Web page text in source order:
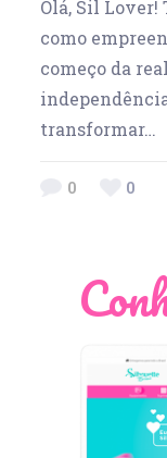
Olá, Sil Lover!
como
começo da
transformar…
0 0